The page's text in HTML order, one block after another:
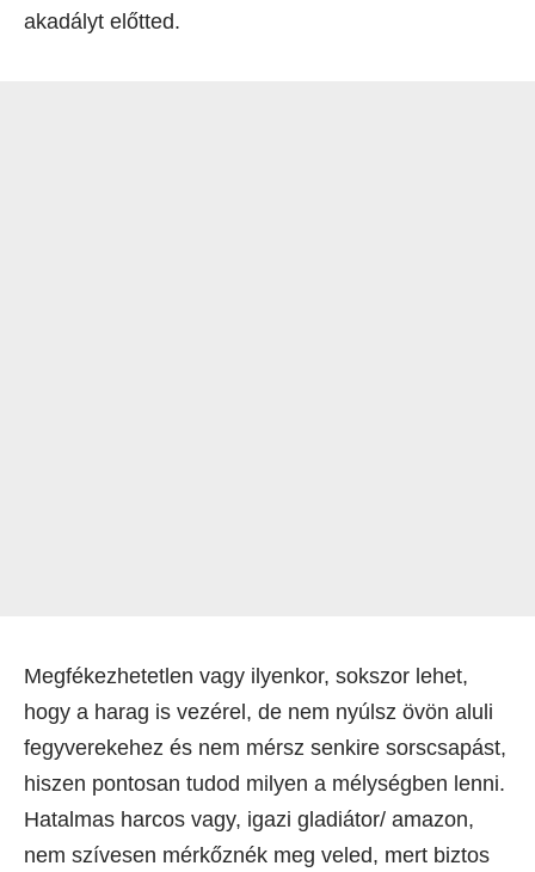
akadályt előtted.
Megfékezhetetlen vagy ilyenkor, sokszor lehet,
hogy a harag is vezérel, de nem nyúlsz övön aluli
fegyverekehez és nem mérsz senkire sorscsapást,
hiszen pontosan tudod milyen a mélységben lenni.
Hatalmas harcos vagy, igazi gladiátor/ amazon,
nem szívesen mérkőznék meg veled, mert biztos